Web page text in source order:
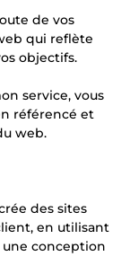
de vos
qui reflète
objectifs.
service, vous
référencé et
web.
des sites
en utilisant
conception